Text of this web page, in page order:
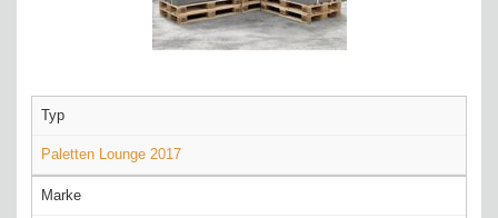
Typ
Paletten Lounge 2017
Marke